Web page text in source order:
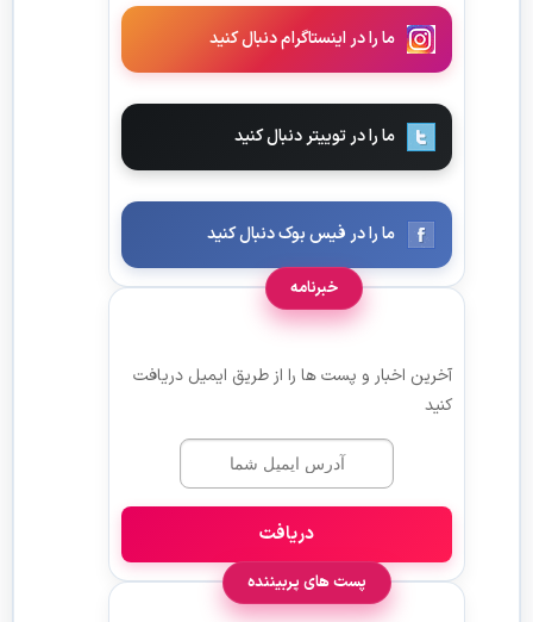
ما را در اینستاگرام دنبال کنید
ما را در توییتر دنبال کنید
ما را در فیس بوک دنبال کنید
خبرنامه
آخرین اخبار و پست ها را از طریق ایمیل دریافت
کنید
دریافت
پست های پربیننده